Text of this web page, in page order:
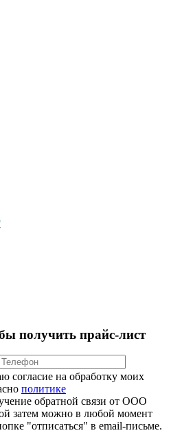
получить прайс-лист
согласие на обработку моих
политике
обратной связи от ООО
затем можно в любой момент
"отписаться" в email-письме.